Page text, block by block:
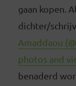
gaan kopen.
dichter/
Amaddaou
photos and
benaderd